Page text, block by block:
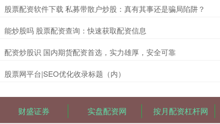
​股票配资软件下载 私募带散户炒股：真有其事还是骗局陷阱？
​能炒股吗 股票配资查询：快速获取配资信息
​配资炒股识 国内期货配资首选，实力雄厚，安全可靠
​股票网平台|SEO优化收录标题（内）
财盛证券 实盘配资网 按月配资杠杆网